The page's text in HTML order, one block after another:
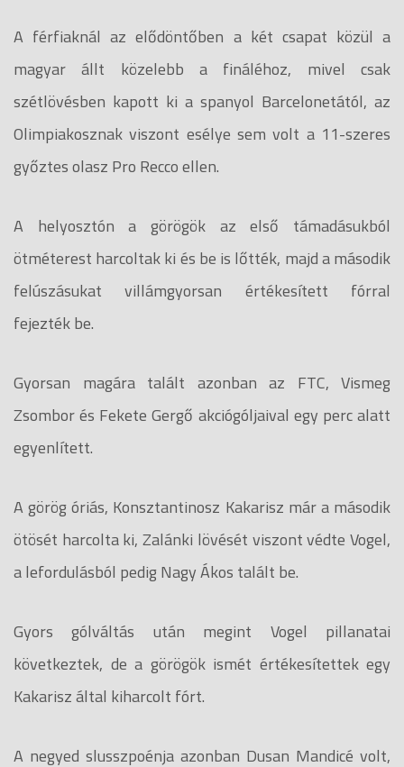
A férfiaknál az elődöntőben a két csapat közül a
magyar állt közelebb a fináléhoz, mivel csak
szétlövésben kapott ki a spanyol Barcelonetától, az
Olimpiakosznak viszont esélye sem volt a 11-szeres
győztes olasz Pro Recco ellen.
A helyosztón a görögök az első támadásukból
ötméterest harcoltak ki és be is lőtték, majd a második
felúszásukat villámgyorsan értékesített fórral
fejezték be.
Gyorsan magára talált azonban az FTC, Vismeg
Zsombor és Fekete Gergő akciógóljaival egy perc alatt
egyenlített.
A görög óriás, Konsztantinosz Kakarisz már a második
ötösét harcolta ki, Zalánki lövését viszont védte Vogel,
a lefordulásból pedig Nagy Ákos talált be.
Gyors gólváltás után megint Vogel pillanatai
következtek, de a görögök ismét értékesítettek egy
Kakarisz által kiharcolt fórt.
A negyed slusszpoénja azonban Dusan Mandicé volt,